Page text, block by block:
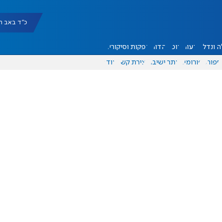
כ"ד באב תשפ"ו
ונדל"ן דעות אוכל יהדות הפקות וסיקורים
ספורט פורומים אתר ישיבה יצירת קשר עוד